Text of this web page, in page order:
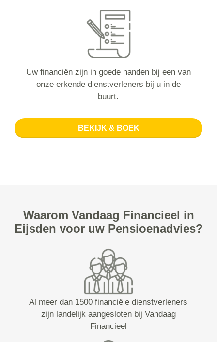
Uw financiën zijn in goede handen bij een van
onze erkende dienstverleners bij u in de
buurt.
BEKIJK & BOEK
Waarom Vandaag Financieel in
Eijsden voor uw Pensioenadvies?
Al meer dan 1500 financiële dienstverleners
zijn landelijk aangesloten bij Vandaag
Financieel